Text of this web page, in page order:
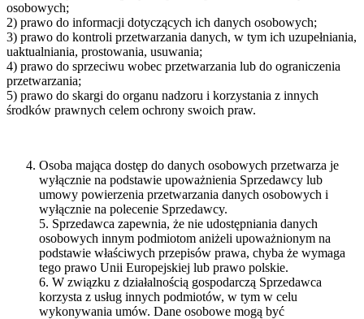
osobowych;
2) prawo do informacji dotyczących ich danych osobowych;
3) prawo do kontroli przetwarzania danych, w tym ich uzupełniania,
uaktualniania, prostowania, usuwania;
4) prawo do sprzeciwu wobec przetwarzania lub do ograniczenia
przetwarzania;
5) prawo do skargi do organu nadzoru i korzystania z innych
środków prawnych celem ochrony swoich praw.
Osoba mająca dostęp do danych osobowych przetwarza je
wyłącznie na podstawie upoważnienia Sprzedawcy lub
umowy powierzenia przetwarzania danych osobowych i
wyłącznie na polecenie Sprzedawcy.
5. Sprzedawca zapewnia, że nie udostępniania danych
osobowych innym podmiotom aniżeli upoważnionym na
podstawie właściwych przepisów prawa, chyba że wymaga
tego prawo Unii Europejskiej lub prawo polskie.
6. W związku z działalnością gospodarczą Sprzedawca
korzysta z usług innych podmiotów, w tym w celu
wykonywania umów. Dane osobowe mogą być